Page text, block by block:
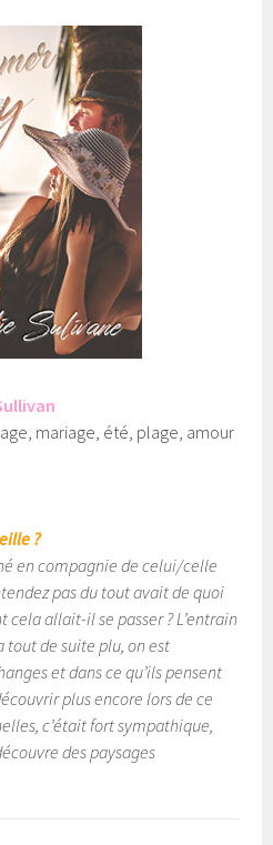
mariage, été, plage, amour
?
en compagnie de celui/celle
pas du tout avait de quoi
allait-il se passer ? L’entrain
tout de suite plu, on est
et dans ce qu’ils pensent
plus encore lors de ce
c’était fort sympathique,
des paysages